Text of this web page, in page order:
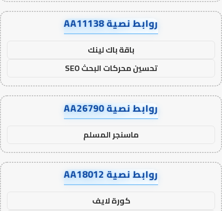
روابط نصية AA11138
باقة باك لينك
تحسين محركات البحث SEO
روابط نصية AA26790
ماسنجر المسلم
روابط نصية AA18012
كورة لايف